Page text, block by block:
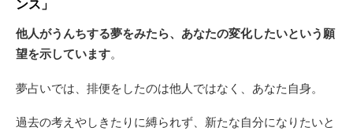
他人がうんちする夢をみたら、あなたの変化したいという願
望を示しています。
夢占いでは、排便をしたのは他人ではなく、あなた自身。
過去の考えやしきたりに縛られず、新たな自分になりたいと